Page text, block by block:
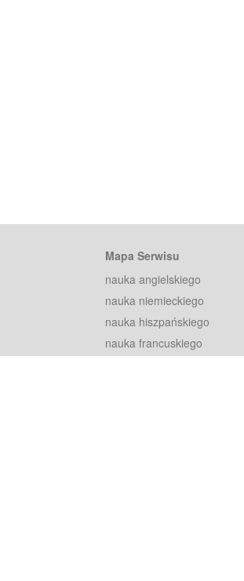
Mapa Serwisu
nauka angielskiego
nauka niemieckiego
nauka hiszpańskiego
nauka francuskiego